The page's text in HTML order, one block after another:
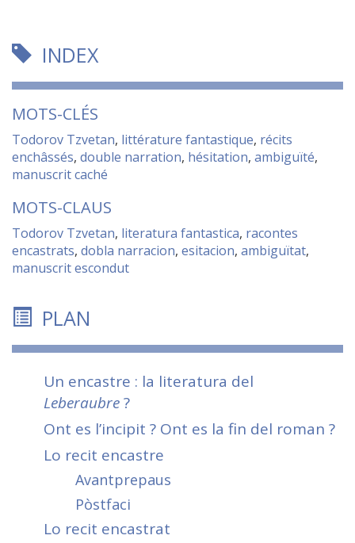
INDEX
MOTS-CLÉS
Todorov Tzvetan, littérature fantastique, récits
enchâssés, double narration, hésitation, ambiguïté,
manuscrit caché
MOTS-CLAUS
Todorov Tzvetan, literatura fantastica, racontes
encastrats, dobla narracion, esitacion, ambiguïtat,
manuscrit escondut
PLAN
Un encastre : la literatura del
Leberaubre?
Ont es l’incipit ? Ont es la fin del roman ?
Lo recit encastre
Avantprepaus
Pòstfaci
Lo recit encastrat